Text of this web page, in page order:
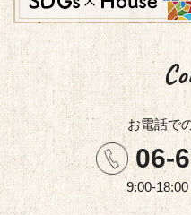
お電話で
06-
9:00-